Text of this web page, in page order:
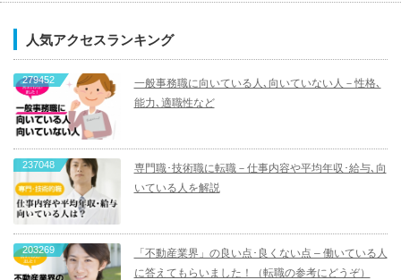
人気アクセスランキング
279452
一般事務職に向いている人､向いていない人－性格､
能力､適職性など
237048
専門職･技術職に転職－仕事内容や平均年収･給与､向
いている人を解説
203269
「不動産業界」の良い点･良くない点 – 働いている人
に答えてもらいました！（転職の参考にどうぞ）